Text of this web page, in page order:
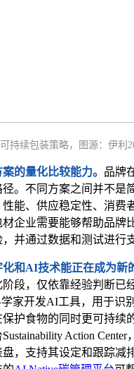
持续包装策略，图源：伊利
的量化比较能力。 品牌
。不同方案之间并不是
能、供应稳定性、消费
企业需要能够帮助品牌
并通过数据和测试进行
和AI技术能正在成为新
段，仅依靠经验判断已
家开发AI工具，用于识
护食物的同时更可持续
Action Center
，支持其设定和跟踪减